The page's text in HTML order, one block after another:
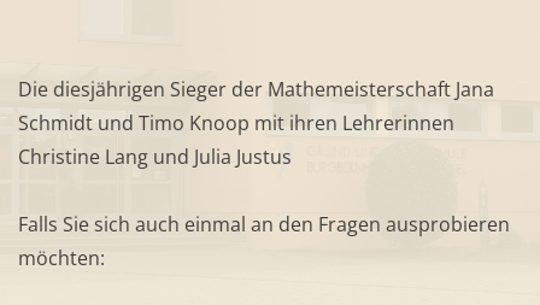
Die diesjährigen Sieger der Mathemeisterschaft Jana
Schmidt und Timo Knoop mit ihren Lehrerinnen
Christine Lang und Julia Justus
Falls Sie sich auch einmal an den Fragen ausprobieren
möchten: